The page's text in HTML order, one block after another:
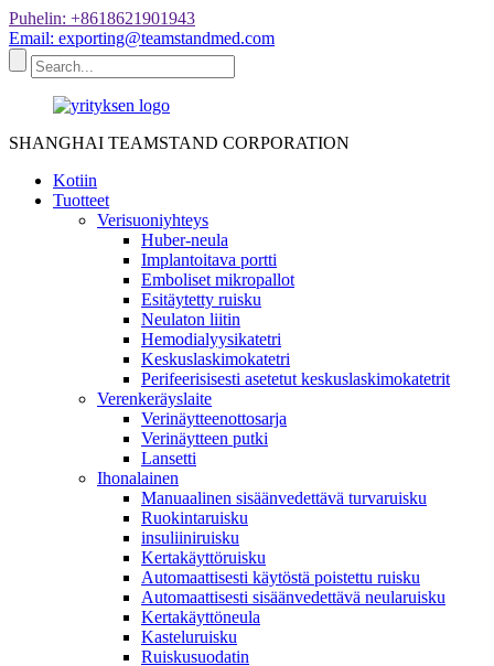
Puhelin: +8618621901943
Email: exporting@teamstandmed.com
SHANGHAI TEAMSTAND CORPORATION
Kotiin
Tuotteet
Verisuoniyhteys
Huber-neula
Implantoitava portti
Emboliset mikropallot
Esitäytetty ruisku
Neulaton liitin
Hemodialyysikatetri
Keskuslaskimokatetri
Perifeerisisesti asetetut keskuslaskimokatetrit
Verenkeräyslaite
Verinäytteenottosarja
Verinäytteen putki
Lansetti
Ihonalainen
Manuaalinen sisäänvedettävä turvaruisku
Ruokintaruisku
insuliiniruisku
Kertakäyttöruisku
Automaattisesti käytöstä poistettu ruisku
Automaattisesti sisäänvedettävä neularuisku
Kertakäyttöneula
Kasteluruisku
Ruiskusuodatin